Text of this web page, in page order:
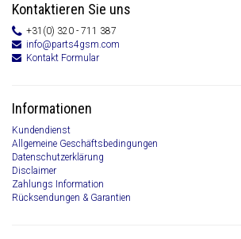
Kontaktieren Sie uns
+31(0) 320 - 711 387
info@parts4gsm.com
Kontakt Formular
Informationen
Kundendienst
Allgemeine Geschäftsbedingungen
Datenschutzerklärung
Disclaimer
Zahlungs Information
Rücksendungen & Garantien